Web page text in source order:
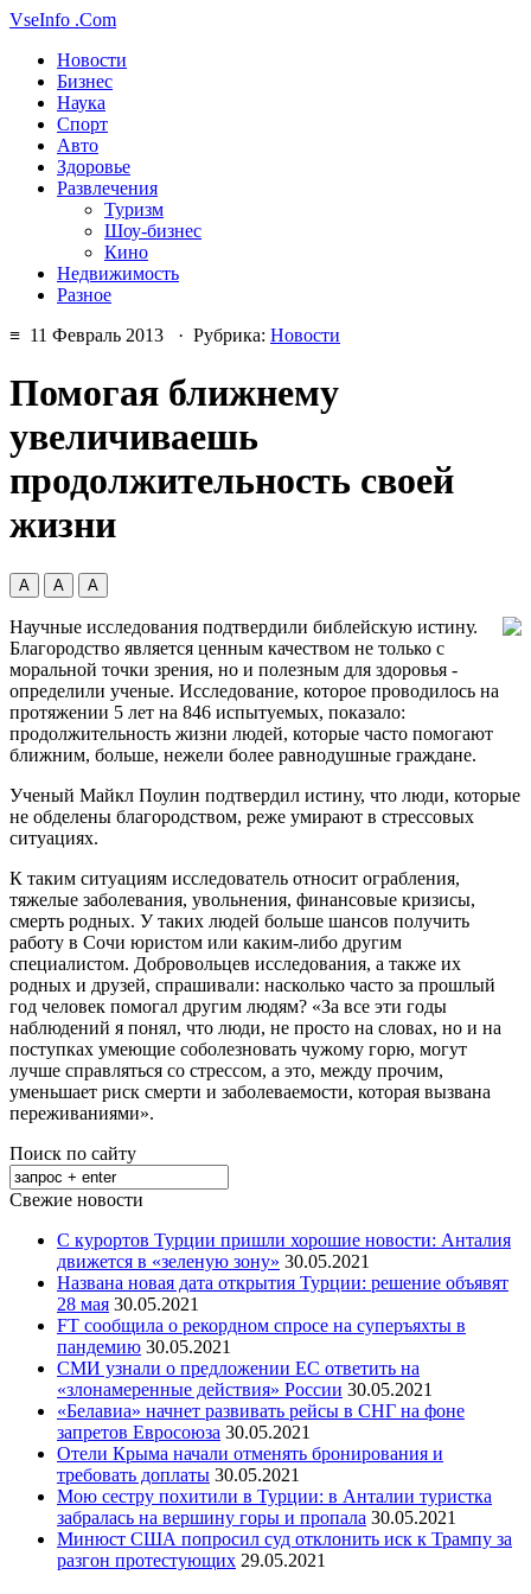
VseInfo .Com
Новости
Бизнес
Наука
Спорт
Авто
Здоровье
Развлечения
Туризм
Шоу-бизнес
Кино
Недвижимость
Разное
≡ 11 Февраль 2013 · Рубрика: Новости
Помогая ближнему
увеличиваешь
продолжительность своей
жизни
А А А
Научные исследования подтвердили библейскую истину.
Благородство является ценным качеством не только с
моральной точки зрения, но и полезным для здоровья -
определили ученые. Исследование, которое проводилось на
протяжении 5 лет на 846 испытуемых, показало:
продолжительность жизни людей, которые часто помогают
ближним, больше, нежели более равнодушные граждане.
Ученый Майкл Поулин подтвердил истину, что люди, которые
не обделены благородством, реже умирают в стрессовых
ситуациях.
К таким ситуациям исследователь относит ограбления,
тяжелые заболевания, увольнения, финансовые кризисы,
смерть родных. У таких людей больше шансов получить
работу в Сочи юристом или каким-либо другим
специалистом. Добровольцев исследования, а также их
родных и друзей, спрашивали: насколько часто за прошлый
год человек помогал другим людям? «За все эти годы
наблюдений я понял, что люди, не просто на словах, но и на
поступках умеющие соболезновать чужому горю, могут
лучше справляться со стрессом, а это, между прочим,
уменьшает риск смерти и заболеваемости, которая вызвана
переживаниями».
Поиск по сайту
Свежие новости
С курортов Турции пришли хорошие новости: Анталия
движется в «зеленую зону» 30.05.2021
Названа новая дата открытия Турции: решение объявят
28 мая 30.05.2021
FT сообщила о рекордном спросе на суперъяхты в
пандемию 30.05.2021
СМИ узнали о предложении ЕС ответить на
«злонамеренные действия» России 30.05.2021
«Белавиа» начнет развивать рейсы в СНГ на фоне
запретов Евросоюза 30.05.2021
Отели Крыма начали отменять бронирования и
требовать доплаты 30.05.2021
Мою сестру похитили в Турции: в Анталии туристка
забралась на вершину горы и пропала 30.05.2021
Минюст США попросил суд отклонить иск к Трампу за
разгон протестующих 29.05.2021